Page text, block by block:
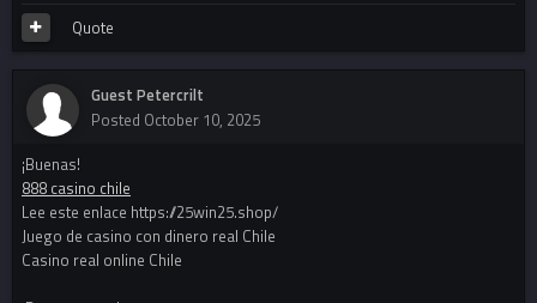
Quote
Guest Petercrilt
Posted October 10, 2025
¡Buenas!
888 casino chile
Lee este enlace https://25win25.shop/
Juego de casino con dinero real Chile
Casino real online Chile